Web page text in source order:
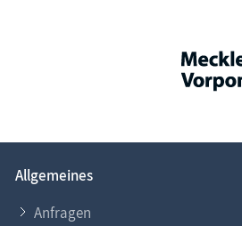
Allgemeines
Anfragen